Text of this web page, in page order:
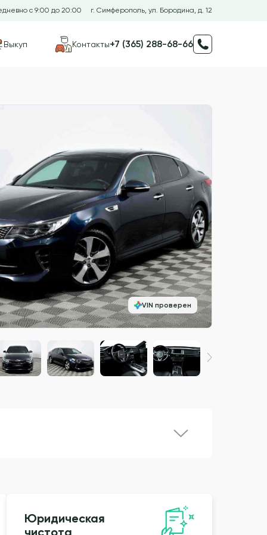
с 9:00 до 20:00 г. Симферополь, ул. Бородина, д. 12
Выкуп Контакты+7 (365) 288-68-66
VIN проверен
Юридическая
чистота